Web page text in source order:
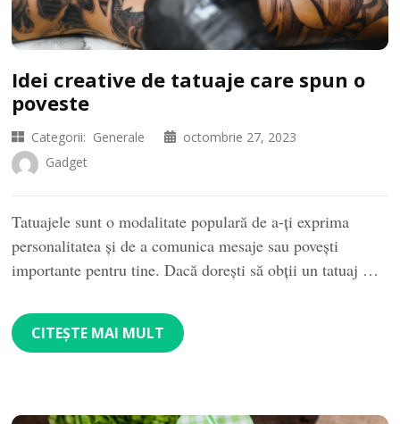
Idei creative de tatuaje care spun o
poveste
Categorii: Generale
octombrie 27, 2023
Gadget
Tatuajele sunt o modalitate populară de a-ți exprima
personalitatea și de a comunica mesaje sau povești
importante pentru tine. Dacă dorești să obții un tatuaj …
CITEȘTE MAI MULT